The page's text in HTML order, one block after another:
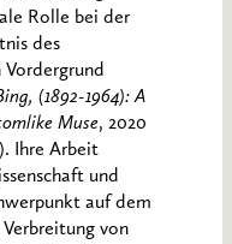
Rolle bei der
des
Vordergrund
(1892-1964): A
Muse, 2020
Ihre Arbeit
und
auf dem
von